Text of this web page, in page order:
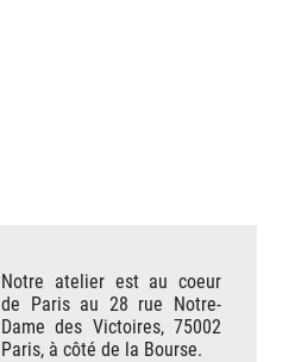
Notre atelier est au coeur
de Paris au 28 rue Notre-
Dame des Victoires, 75002
Paris, à côté de la Bourse.